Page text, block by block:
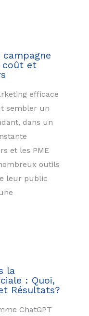
coût et
efficace
sembler un
dans un
et les PME
outils
leur public
la
: Quoi,
Résultats?
ChatGPT